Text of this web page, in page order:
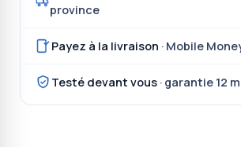
province
Payez à la livraison · Mobile
Testé devant vous · garantie 12